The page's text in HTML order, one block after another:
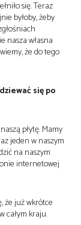
się. Teraz
byłoby, żeby
nasza własna
że do tego
się po
płytę. Mamy
jeden w naszym
na naszym
internetowej
że już wkrótce
całym kraju.